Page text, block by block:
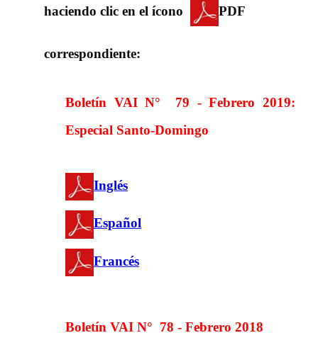
haciendo clic en el ícono PDF
correspondiente:
Boletín VAI N° 79 - Febrero 2019:
Especial Santo-Domingo
Inglés
Español
Francés
Boletín VAI N° 78 - Febrero 2018